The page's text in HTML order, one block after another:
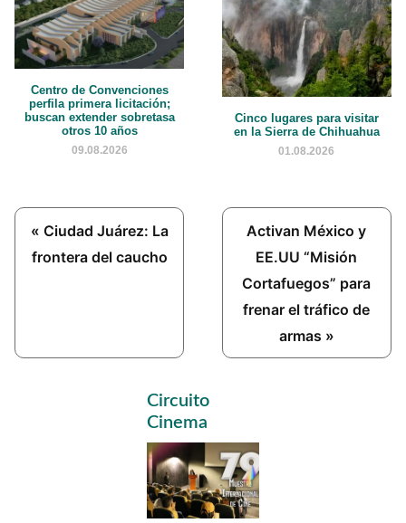
Centro de Convenciones
perfila primera licitación;
buscan extender sobretasa
otros 10 años
09.08.2026
Cinco lugares para visitar
en la Sierra de Chihuahua
01.08.2026
Previous
Post:
« Ciudad Juárez: La
frontera del caucho
Next
Post:
Activan México y
EE.UU “Misión
Cortafuegos” para
frenar el tráfico de
armas »
Primary
Sidebar
Circuito
Cinema